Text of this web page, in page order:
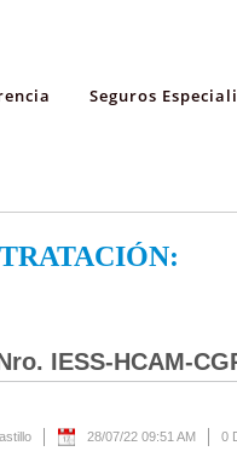
Seguros
IESS-HCAM-
28/07/22 09:51 AM 0